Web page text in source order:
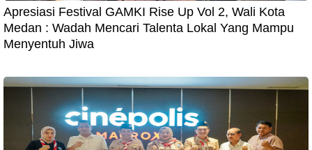
Apresiasi Festival GAMKI Rise Up Vol 2, Wali Kota
Medan : Wadah Mencari Talenta Lokal Yang Mampu
Menyentuh Jiwa